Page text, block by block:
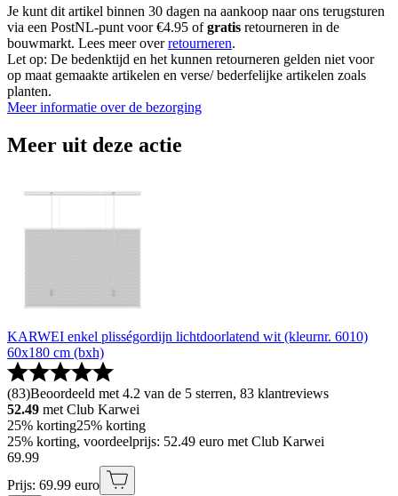
Je kunt dit artikel binnen 30 dagen na aankoop naar ons terugsturen
via een PostNL-punt voor €4.95 ofgratis retourneren in de
bouwmarkt. Lees meer overretourneren.
Let op: De bedenktijd en het kunnen retourneren gelden niet voor
op maat gemaakte artikelen en verse/ bederfelijke artikelen zoals
planten.
Meer informatie over de bezorging
Meer uit deze actie
KARWEI enkel plisségordijn lichtdoorlatend wit (kleurnr. 6010)
60x180 cm (bxh)
(83)Beoordeeld met 4.2 van de 5 sterren, 83 klantreviews
52.49 met Club Karwei
25% korting25% korting
25% korting, voordeelprijs: 52.49 euro met Club Karwei
69.99
Prijs: 69.99 euro